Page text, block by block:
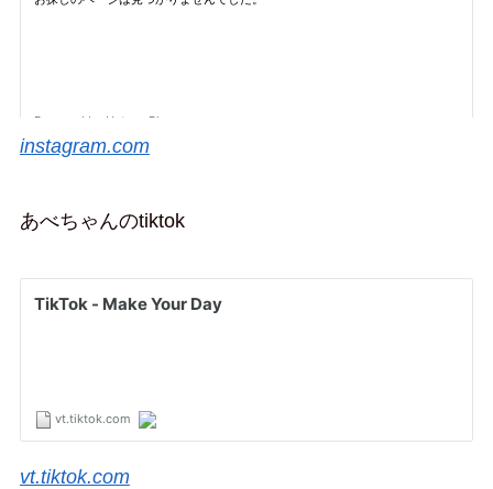
instagram.com
あべちゃんのtiktok
vt.tiktok.com